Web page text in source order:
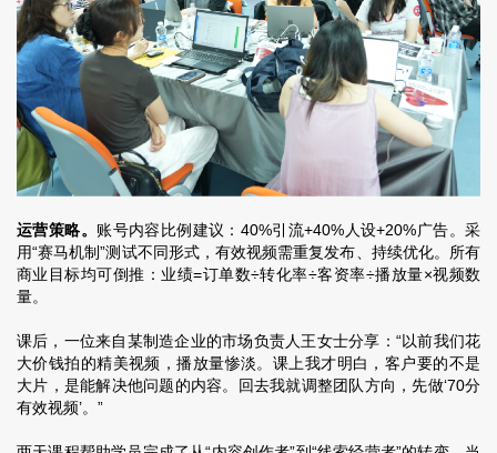
运营策略。 账号内容比例建议：40%引流+40%人设+20%广告。采
用“赛马机制”测试不同形式，有效视频需重复发布、持续优化。所有
商业目标均可倒推：业绩=订单数÷转化率÷客资率÷播放量×视频数
量。
课后，一位来自某制造企业的市场负责人王女士分享：“以前我们花
大价钱拍的精美视频，播放量惨淡。课上我才明白，客户要的不是
大片，是能解决他问题的内容。回去我就调整团队方向，先做‘70分
有效视频’。”